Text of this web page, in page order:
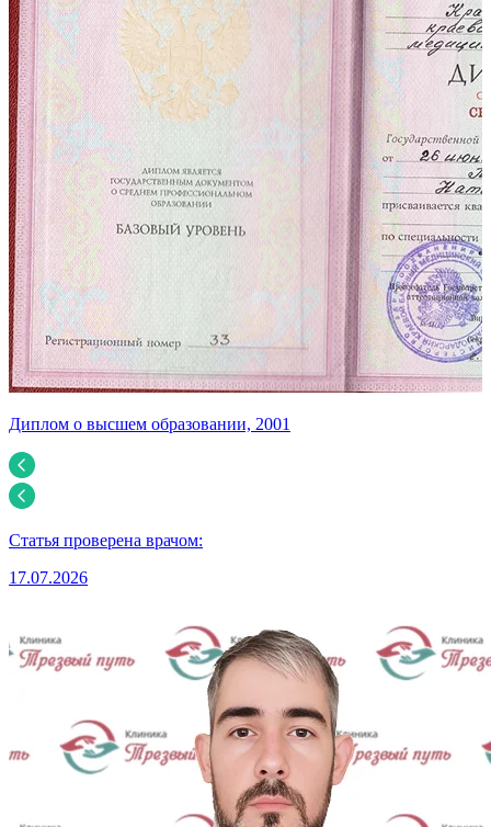
Диплом о высшем образовании, 2001
Статья проверена врачом:
17.07.2026